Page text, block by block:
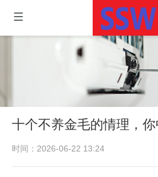
十个不养金毛的情理，你
时间：2026-06-22 13:24